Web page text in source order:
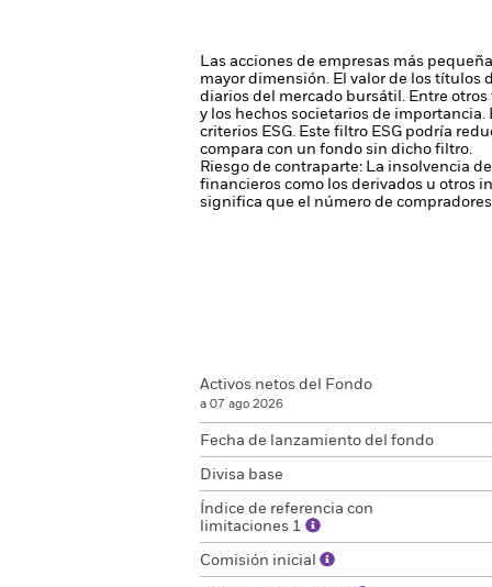
Las acciones de empresas más
mayor dimensión. El valor de los títulos
diarios del mercado bursátil. Entre
y los hechos societarios de importancia.
criterios ESG. Este filtro ESG podría
compara con un fondo sin dicho filtro.
Riesgo de contraparte: La insolvencia
financieros como los derivados u otros
significa que el número de
Activos netos del Fondo
a 07 ago 2026
Fecha de lanzamiento del fondo
Divisa base
Índice de referencia con
limitaciones 1
Comisión inicial